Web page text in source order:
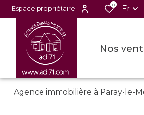
Espace propriétaire
0 Fr
nos
Agence immobilière à Paray-le-